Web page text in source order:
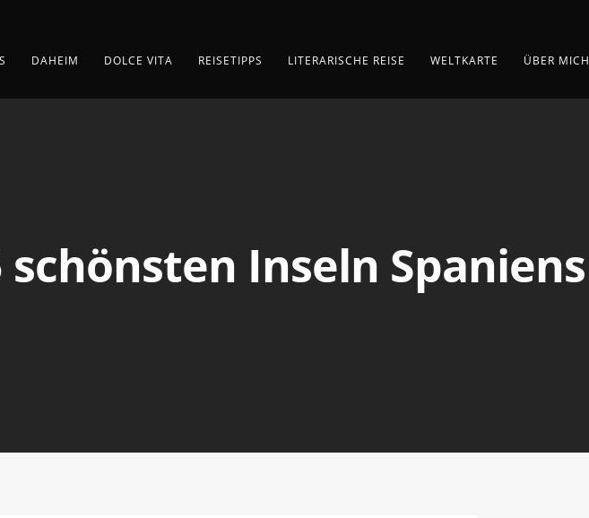
DAHEIM DOLCE VITA REISETIPPS LITERARISCHE REISE WELTKARTE ÜBER MICH
schönsten Inseln Spaniens